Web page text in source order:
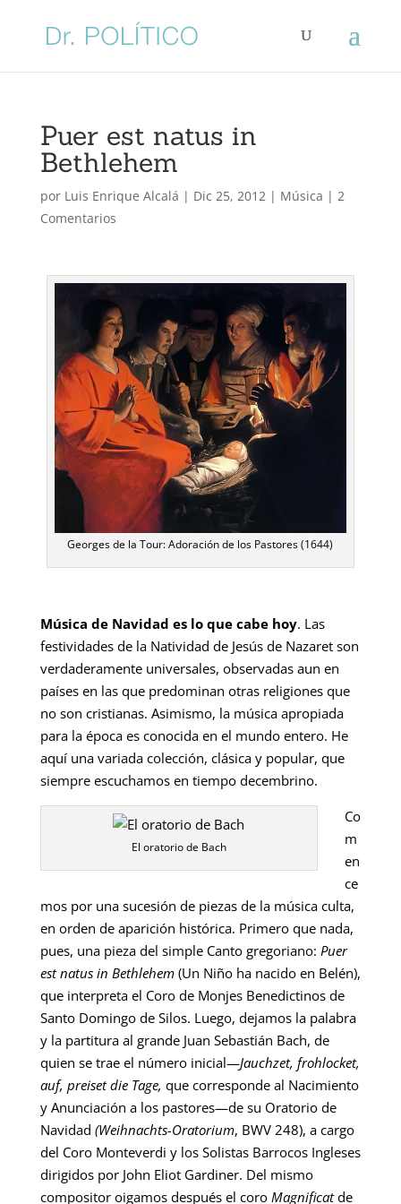
Puer est natus in
Bethlehem
por Luis Enrique Alcalá | Dic 25, 2012| Música | 2
Comentarios
Georges de la Tour: Adoración de los Pastores (1644)
Música de Navidad es lo que cabe hoy. Las
festividades de la Natividad de Jesús de Nazaret son
verdaderamente universales, observadas aun en
países en las que predominan otras religiones que
no son cristianas. Asimismo, la música apropiada
para la época es conocida en el mundo entero. He
aquí una variada colección, clásica y popular, que
siempre escuchamos en tiempo decembrino.
El oratorio de Bach
Co
m
en
ce
mos por una sucesión de piezas de la música culta,
en orden de aparición histórica. Primero que nada,
pues, una pieza del simple Canto gregoriano: Puer
est natus in Bethlehem(Un Niño ha nacido en Belén),
que interpreta el Coro de Monjes Benedictinos de
Santo Domingo de Silos. Luego, dejamos la palabra
y la partitura al grande Juan Sebastián Bach, de
quien se trae el número inicial—Jauchzet, frohlocket,
auf, preiset die Tage, que corresponde al Nacimiento
y Anunciación a los pastores—de su Oratorio de
Navidad (Weihnachts-Oratorium, BWV 248), a cargo
del Coro Monteverdi y los Solistas Barrocos Ingleses
dirigidos por John Eliot Gardiner. Del mismo
compositor oigamos después el coro Magnificatde